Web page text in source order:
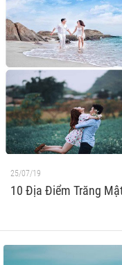
25/07/19
10 Địa Điểm Trăng